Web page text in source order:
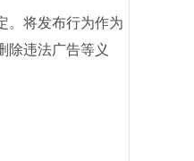
。将发布行为作为
除违法广告等义